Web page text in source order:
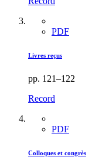
PDF
Livres reçus
pp. 121–122
Record
PDF
Colloques et congrès